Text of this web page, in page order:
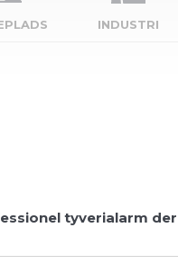
INDUSTRI
tyverialarm